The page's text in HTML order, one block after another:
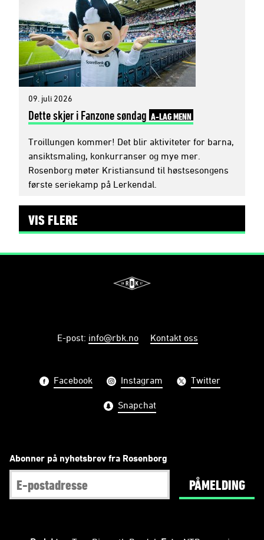
09. juli 2026
Dette skjer i Fanzone søndag A-LAG MENN
Troillungen kommer! Det blir aktiviteter for barna,
ansiktsmaling, konkurranser og mye mer.
Rosenborg møter Kristiansund til høstsesongens
første seriekamp på Lerkendal.
VIS FLERE
E-post: info@rbk.no Kontakt oss
Facebook Instagram Twitter
Snapchat
Abonner på nyhetsbrev fra Rosenborg
PÅMELDING